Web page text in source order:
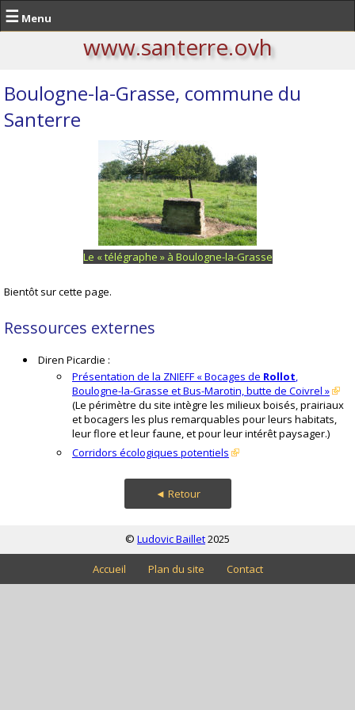
☰ Menu
www.santerre.ovh
Boulogne-la-Grasse, commune du
Santerre
Le « télégraphe » à Boulogne-la-Grasse
Bientôt sur cette page.
Ressources externes
Diren Picardie :
Présentation de la ZNIEFF « Bocages de Rollot,
Boulogne-la-Grasse et Bus-Marotin, butte de Coivrel »
(Le périmètre du site intègre les milieux boisés, prairiaux
et bocagers les plus remarquables pour leurs habitats,
leur flore et leur faune, et pour leur intérêt paysager.)
Corridors écologiques potentiels
◄ Retour
© Ludovic Baillet2025
Accueil Plan du site Contact